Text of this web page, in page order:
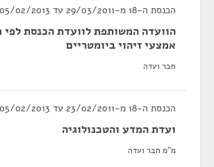
הכנסת ה-18 מ-29/03/2011 עד 05/02/2013
הוועדה המשותפת לוועדת הכנסת לפי
אמצעי זיהוי ביומטריים
חבר ועדה
הכנסת ה-18 מ-23/02/2011 עד 05/02/2013
ועדת המדע והטכנולוגיה
מ"מ חבר ועדה